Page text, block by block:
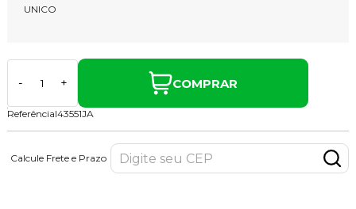
UNICO
- + COMPRAR
ReferênciaI43551JA
Calcule Frete e Prazo